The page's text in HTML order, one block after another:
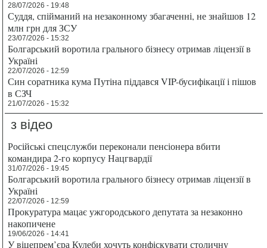
28/07/2026 - 19:48
Суддя, спійманий на незаконному збагаченні, не знайшов 12
млн грн для ЗСУ
23/07/2026 - 15:32
Болгарський воротила грального бізнесу отримав ліцензії в
Україні
22/07/2026 - 12:59
Син соратника кума Путіна піддався VIP-бусифікації і пішов
в СЗЧ
21/07/2026 - 15:32
з відео
Російські спецслужби переконали пенсіонера вбити
командира 2-го корпусу Нацгвардії
31/07/2026 - 19:45
Болгарський воротила грального бізнесу отримав ліцензії в
Україні
22/07/2026 - 12:59
Прокуратура мацає ужгородського депутата за незаконно
накопичене
19/06/2026 - 14:41
У віцепрем’єра Кулеби хочуть конфіскувати столичну